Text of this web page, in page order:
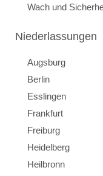
Wach und
Niederlassungen
Augsburg
Berlin
Esslingen
Frankfurt
Freiburg
Heidelberg
Heilbronn